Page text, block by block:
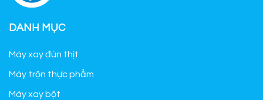
DANH MỤC
Máy xay đùn thịt
Máy trộn thực phẩm
Máy xay bột